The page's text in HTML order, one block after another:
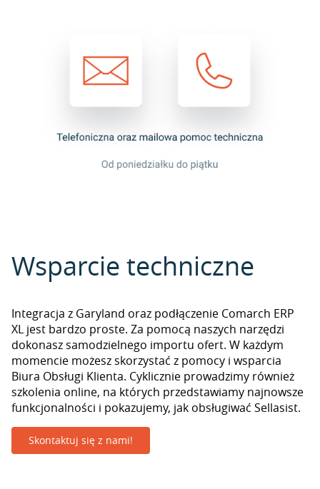
Wsparcie techniczne
Integracja z Garyland oraz podłączenie Comarch ERP
XL jest bardzo proste. Za pomocą naszych narzędzi
dokonasz samodzielnego importu ofert. W każdym
momencie możesz skorzystać z pomocy i wsparcia
Biura Obsługi Klienta. Cyklicznie prowadzimy również
szkolenia online, na których przedstawiamy najnowsze
funkcjonalności i pokazujemy, jak obsługiwać Sellasist.
Skontaktuj się z nami!